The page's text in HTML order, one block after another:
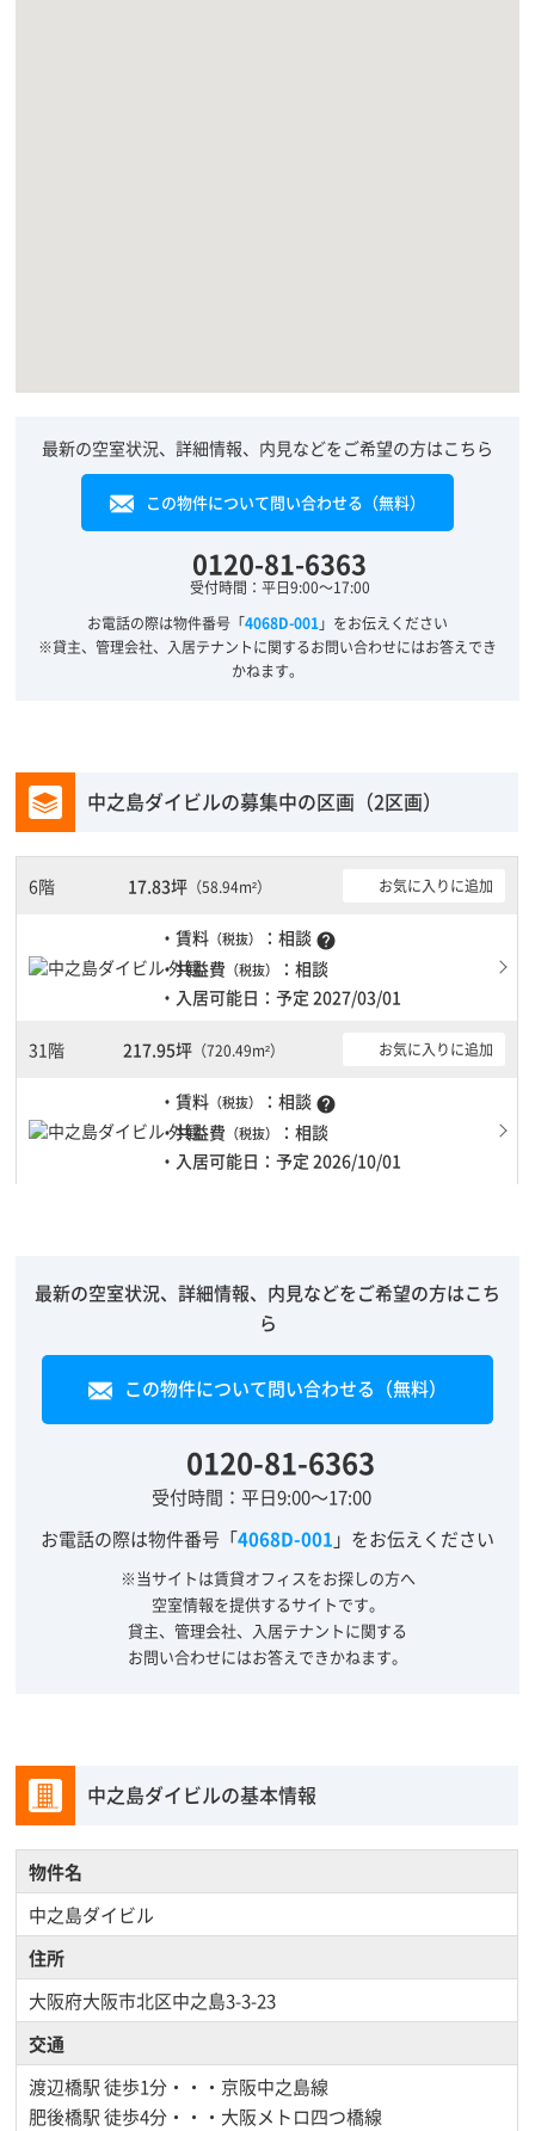
最新の空室状況、詳細情報、内見などをご希望の方はこちら
この物件について問い合わせる（無料）
0120-81-6363
受付時間：平日9:00～17:00
お電話の際は物件番号「4068D-001」をお伝えください
※貸主、管理会社、入居テナントに関するお問い合わせにはお答えでき
かねます。
中之島ダイビルの募集中の区画（2区画）
6階 17.83坪（58.94m²） お気に入りに追加
・賃料 （税抜） ：相談 help
・共益費 （税抜）
：相談
・入居可能日：予定 2027/03/01
31階 217.95坪 （720.49m²） お気に入りに追加
・賃料 （税抜） ：相談 help
・共益費 （税抜）
：相談
・入居可能日：予定 2026/10/01
最新の空室状況、詳細情報、内見などをご希望の方はこち
ら
この物件について問い合わせる（無料）
0120-81-6363
受付時間：平日9:00～17:00
お電話の際は物件番号「4068D-001 」をお伝えください
※当サイトは賃貸オフィスをお探しの方へ
空室情報を提供するサイトです。
貸主、管理会社、入居テナントに関する
お問い合わせにはお答えできかねます。
中之島ダイビルの基本情報
物件名
中之島ダイビル
住所
大阪府大阪市北区中之島3-3-23
交通
渡辺橋駅徒歩1分・・・京阪中之島線
肥後橋駅徒歩4分・・・大阪メトロ四つ橋線